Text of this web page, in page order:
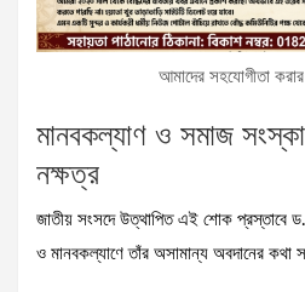
আমাদের সহযোগীতা
মানবকল্যাণ ও সমাজ
নক্ষত্র
জাতীয় সংসদে উত্থাপিত এই শোক প্রস্তাবে ড.
ও মানবকল্যাণে তাঁর অসামান্য অবদানের কথা